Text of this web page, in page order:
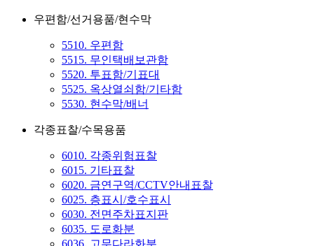
우편함/선거용품/현수막
5510. 우편함
5515. 무인택배보관함
5520. 투표함/기표대
5525. 옥상열쇠함/기타함
5530. 현수막/배너
각종표찰/수목용품
6010. 각종위험표찰
6015. 기타표찰
6020. 금연구역/CCTV안내표찰
6025. 층표시/호수표시
6030. 전면주차표지판
6035. 도로화분
6036. 고무다라화분